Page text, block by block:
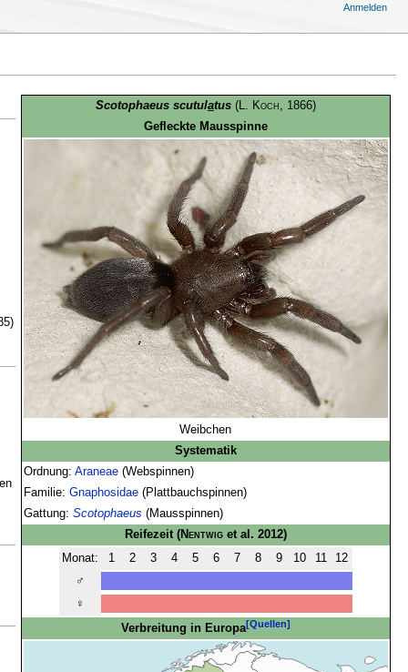
Scotophaeus scutulatus (L. Koch, 1866)
Gefleckte Mausspinne
Weibchen
Systematik
Ordnung: Araneae(Webspinnen)
Familie: Gnaphosidae(Plattbauchspinnen)
Gattung: Scotophaeus (Mausspinnen)
Reifezeit (Nentwiget al. 2012)
Monat:
1 2 3 4 5 6 7 8 9 10 11
12
♂
♀
Verbreitung in Europa[Quellen]
Anmelden